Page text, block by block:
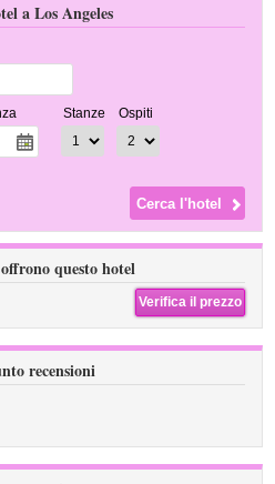
a Los Angeles
Stanze Ospiti
questo hotel
Verifica il prezzo
recensioni